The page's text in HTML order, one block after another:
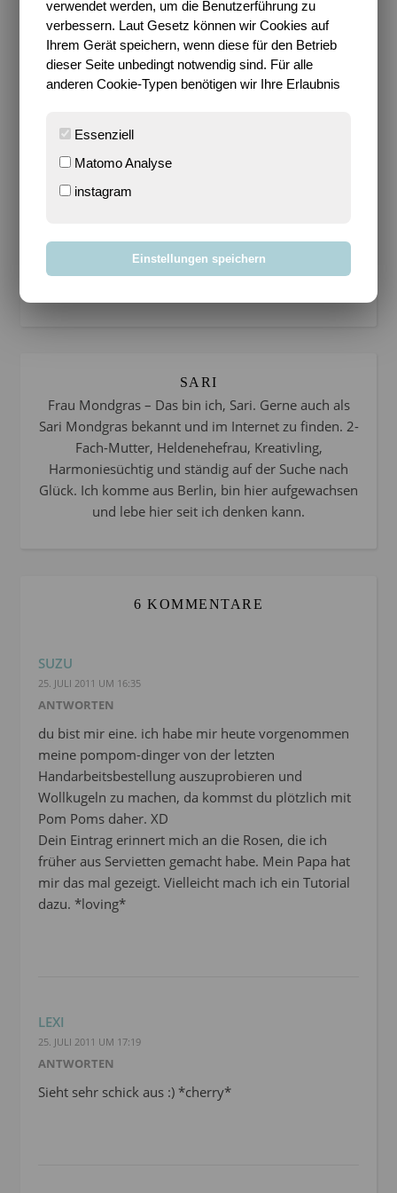
aus, finde ich…
Ich werde die in jedem Fall auch als Deko in der
kann sie ganz schnell erneuern ^^ . Hach, herrlich…
SARI
Frau Mondgras – Das bin ich, Sari. Gerne auch als
Sari Mondgras bekannt und im Internet zu finden. 2-
Fach-Mutter, Heldenehefrau, Kreativling,
Harmoniesüchtig und ständig auf der Suche nach
Glück. Ich komme aus Berlin, bin hier aufgewachsen
und lebe hier seit ich denken kann.
6 KOMMENTARE
SUZU
25. JULI 2011 UM 16:35
ANTWORTEN
du bist mir eine. ich habe mir heute vorgenommen
meine pompom-dinger von der letzten
Handarbeitsbestellung auszuprobieren und
Wollkugeln zu machen, da kommst du plötzlich mit
Pom Poms daher. XD
Dein Eintrag erinnert mich an die Rosen, die ich
früher aus Servietten gemacht habe. Mein Papa hat
mir das mal gezeigt. Vielleicht mach ich ein Tutorial
dazu. *loving*
LEXI
25. JULI 2011 UM 17:19
ANTWORTEN
Sieht sehr schick aus :) *cherry*
verwendet werden, um die Benutzerführung zu
verbessern. Laut Gesetz können wir Cookies auf
Ihrem Gerät speichern, wenn diese für den Betrieb
dieser Seite unbedingt notwendig sind. Für alle
anderen Cookie-Typen benötigen wir Ihre Erlaubnis
Essenziell
Matomo Analyse
instagram
Einstellungen speichern